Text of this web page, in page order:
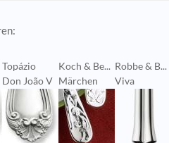
Topázio
Don João V
Koch & Be...
Märchen
Robbe & B...
Viva